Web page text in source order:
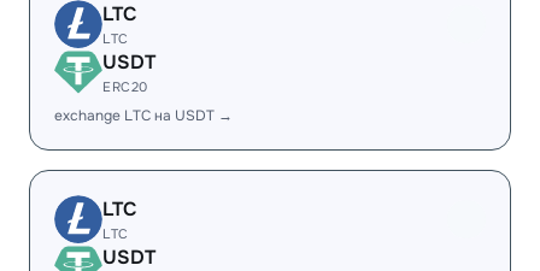
LTC
LTC
USDT
ERC20
exchange LTC на USDT →
LTC
LTC
USDT